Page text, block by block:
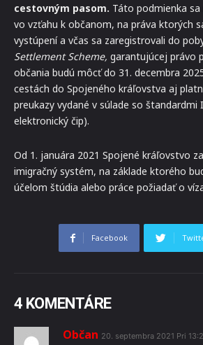
cestovným pasom. Táto podmienka
vo vzťahu k občanom, na práva ktorých
vystúpení a včas sa zaregistrovali do
Settlement Scheme, garantujúcej právo
občania budú môcť do 31. decembra
cestách do Spojeného kráľovstva aj
preukazy vydané v súlade so štandardmi
elektronický čip).
Od 1. januára 2021 Spojené kráľovstvo
imigračný systém, na základe ktorého
účelom štúdia alebo práce požiadať o
Facebook
4 KOMENTÁRE
Občan 20. septembra 2021 Pri